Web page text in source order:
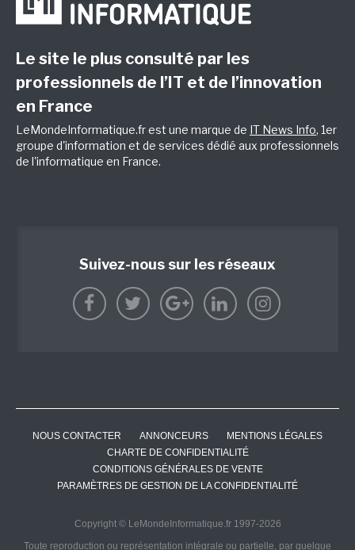
Le site le plus consulté par les
professionnels de l’IT et de l’innovation
en France
LeMondeInformatique.fr est une marque de IT News Info, 1er
groupe d'information et de services dédié aux professionnels
de l'informatique en France.
Suivez-nous sur les réseaux
NOUS CONTACTER ANNONCEURS
MENTIONS LÉGALES
CHARTE DE CONFIDENTIALITÉ
CONDITIONS GÉNÉRALES DE VENTE
PARAMÈTRES DE GESTION DE LA CONFIDENTIALITÉ
Copyright © LeMondeInformatique.fr 1997-2026
Toute reproduction ou représentation intégrale ou partielle, par quelque